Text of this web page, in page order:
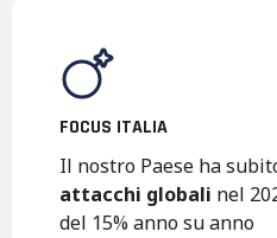
FOCUS ITALIA
Il nostro Paese ha
attacchi globali nel
del 15% anno su anno